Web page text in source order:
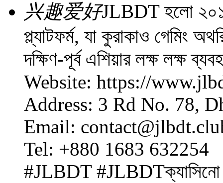
兴趣爱好JLBDT হলো
প্ল্যাটফর্ম, যা কুরাকাও গেমিং
দক্ষিণ-পূর্ব এশিয়ার লক্ষ লক্ষ
Website: https://
Address: 3 Rd No. 78,
Email:
Tel: +880 1683 632254
#JLBDT